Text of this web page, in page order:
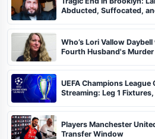
Abducted, Suffocated,
Who’s Lori Vallow
Fourth Husband's Murder
UEFA Champions
Streaming: Leg 1
Players Manchester
Transfer Window